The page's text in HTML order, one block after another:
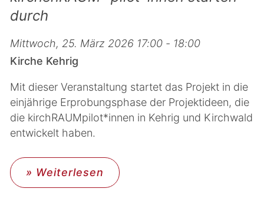
durch
Mittwoch, 25. März 2026 17:00 - 18:00
Kirche Kehrig
Mit dieser Veranstaltung startet das Projekt in die
einjährige Erprobungsphase der Projektideen, die
die kirchRAUMpilot*innen in Kehrig und Kirchwald
entwickelt haben.
» Weiterlesen